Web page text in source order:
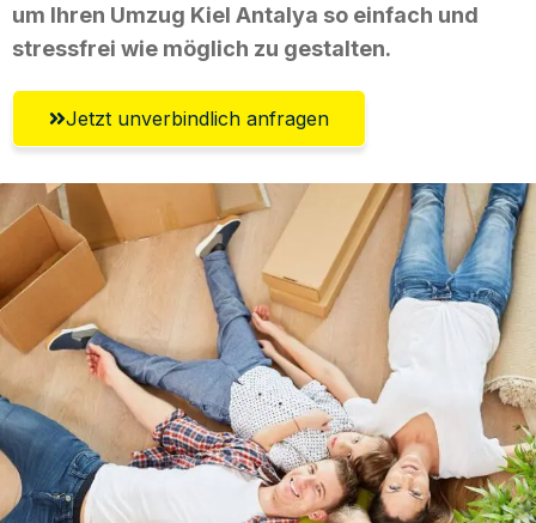
um Ihren Umzug Kiel Antalya so einfach und
stressfrei wie möglich zu gestalten.
Jetzt unverbindlich anfragen